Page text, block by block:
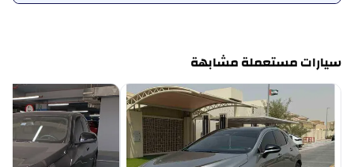
سيارات مستعملة مشابهة